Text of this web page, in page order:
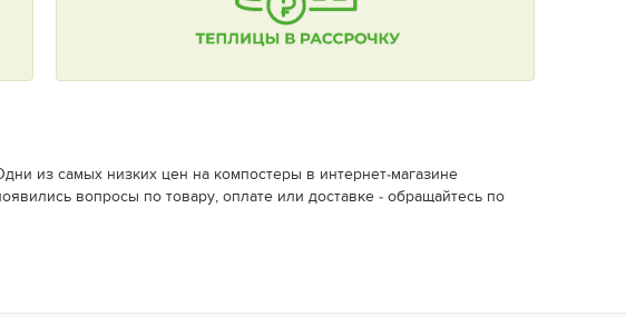
из самых низких цен на компостеры в интернет-магазине
вопросы по товару, оплате или доставке - обращайтесь по